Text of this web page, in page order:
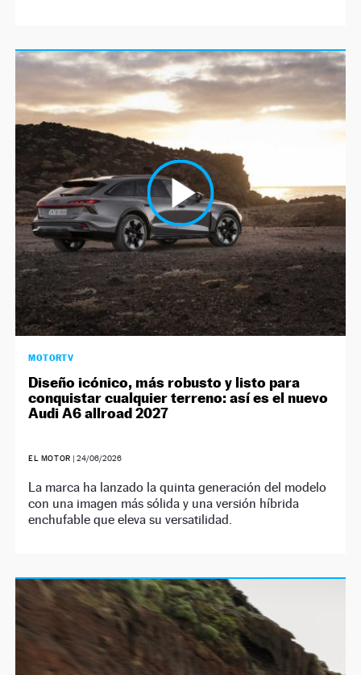
MOTORTV
Diseño icónico, más robusto y listo para
conquistar cualquier terreno: así es el nuevo
Audi A6 allroad 2027
EL MOTOR |24/06/2026
La marca ha lanzado la quinta generación del modelo
con una imagen más sólida y una versión híbrida
enchufable que eleva su versatilidad.